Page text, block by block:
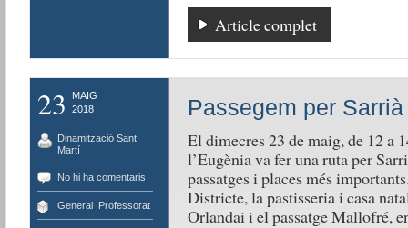
Article complet
23
MAIG
2018
Dinamització Sant
Martí
No hi ha comentaris
General, Professorat
Passegem per Sarrià
El dimecres 23 de maig, de 12 a
l’Eugènia va fer una ruta per
passatges i places més
Districte, la pastisseria i casa
Orlandai i el passatge Mallofré,